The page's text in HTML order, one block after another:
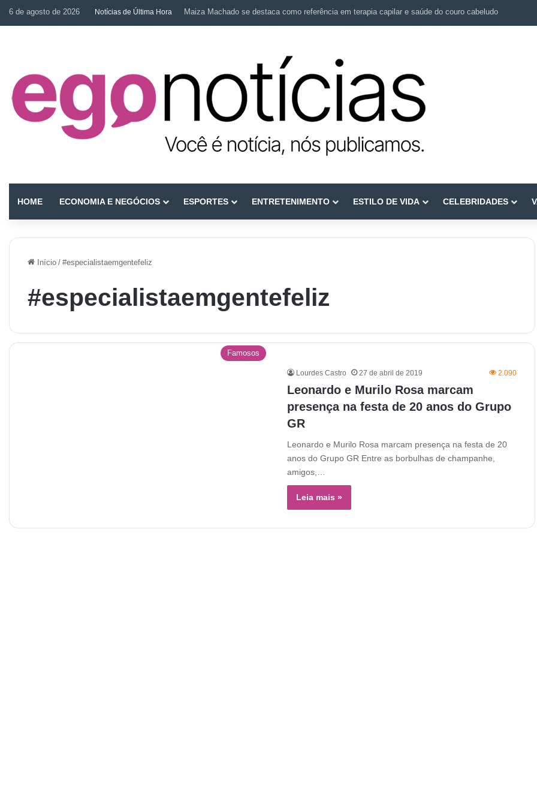
6 de agosto de 2026 Notícias de Última Hora Maiza Machado se destaca como referência em terapia capilar e saúde do couro cabeludo
HOME ECONOMIA E NEGÓCIOS ESPORTES ENTRETENIMENTO ESTILO DE VIDA CELEBRIDADES
Início / #especialistaemgentefeliz
#especialistaemgentefeliz
Famosos
Lourdes Castro 27 de abril de 2019 2.090
Leonardo e Murilo Rosa marcam
presença na festa de 20 anos do Grupo
GR
Leonardo e Murilo Rosa marcam presença na festa de 20
anos do Grupo GR Entre as borbulhas de champanhe,
amigos,…
Leia mais »